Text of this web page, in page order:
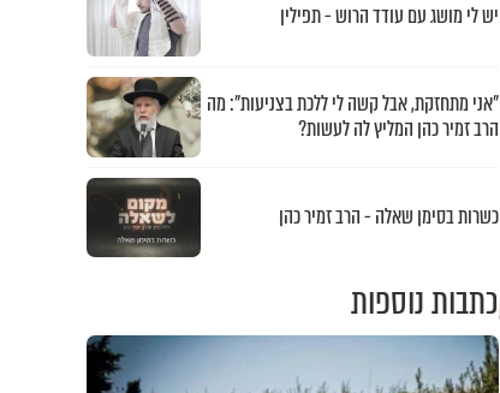
יש לי מושג עם עודד הרוש - תפילין
"אני מתחזקת, אבל קשה לי ללכת בצניעות": מה
הרב זמיר כהן המליץ לה לעשות?
כשרות בסימן שאלה - הרב זמיר כהן
כתבות נוספות